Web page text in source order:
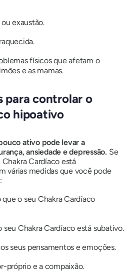
exaustão.
físicos que afetam o
e as mamas.
para controlar o
hipoativo
ativo pode levar a
ansiedade e depressão. Se
Cardíaco está
várias medidas que você pode
o seu Chakra Cardíaco
seu Chakra Cardíaco está subativo.
seus pensamentos e emoções.
próprio e a compaixão.